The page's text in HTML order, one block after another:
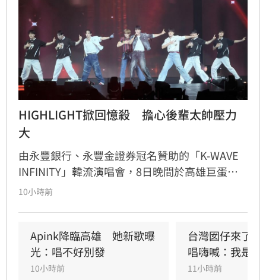
HIGHLIGHT掀回憶殺　擔心後輩太帥壓力
大
由永豐銀行、永豐金證券冠名贊助的「K-WAVE
INFINITY」韓流演唱會，8日晚間於高雄巨蛋熱
力開唱，集結NEWBEAT、FLARE U、CRAVITY、
熱情應援，尖叫與歡呼聲一路未停，最後由
HIGHLIGHT壓軸接管舞台，將現場氣氛推向最高
潮。
10小時前
Apink降臨高雄　她新歌曝
光：唱不好別發
10小時前
台灣囡仔來了
唱嗨喊：我是誰
11小時前